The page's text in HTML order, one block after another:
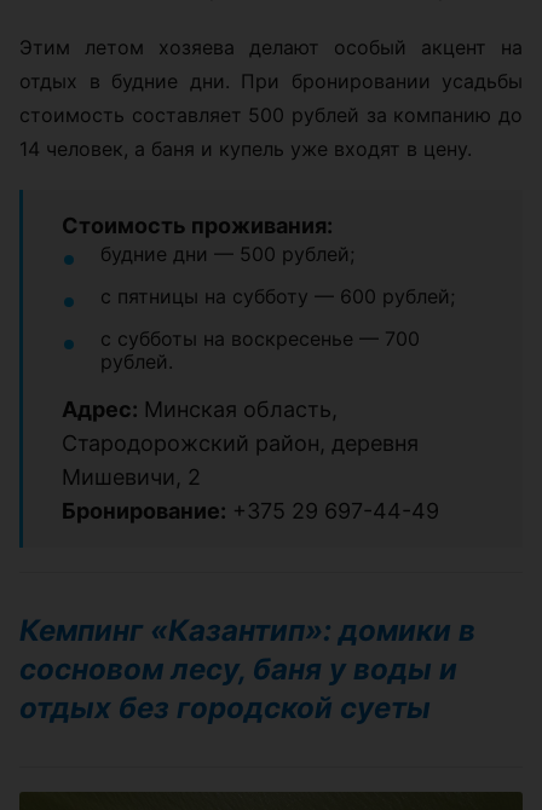
Этим летом хозяева делают особый акцент на
отдых в будние дни. При бронировании усадьбы
стоимость составляет 500 рублей за компанию до
14 человек, а баня и купель уже входят в цену.
Стоимость проживания:
будние дни — 500 рублей;
с пятницы на субботу — 600 рублей;
с субботы на воскресенье — 700
рублей.
Адрес: Минская область,
Стародорожский район, деревня
Мишевичи, 2
Бронирование: +375 29 697-44-49
Кемпинг «Казантип»: домики в
сосновом лесу, баня у воды и
отдых без городской суеты